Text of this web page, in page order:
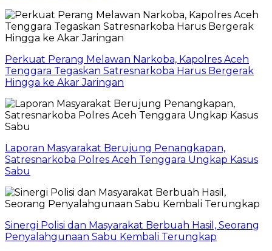
Perkuat Perang Melawan Narkoba, Kapolres Aceh
Tenggara Tegaskan Satresnarkoba Harus Bergerak
Hingga ke Akar Jaringan
Laporan Masyarakat Berujung Penangkapan,
Satresnarkoba Polres Aceh Tenggara Ungkap Kasus
Sabu
Sinergi Polisi dan Masyarakat Berbuah Hasil, Seorang
Penyalahgunaan Sabu Kembali Terungkap